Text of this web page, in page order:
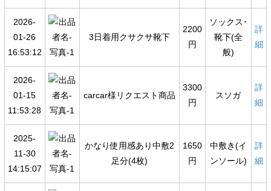
2026-
01-26
16:53:12
3日着用クサクサ靴下
2200
円
ソックス･
靴下(全
般)
詳
細
2026-
01-15
11:53:28
carcar様リクエスト商品
3300
円
スソガ
詳
細
2025-
11-30
14:15:07
かなり使用感あり中敷2
足分(4枚)
1650
円
中敷き(イ
ンソール)
詳
細